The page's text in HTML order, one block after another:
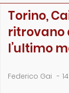
Torino,
ritrovano
l’ultimo
Federico Gai -